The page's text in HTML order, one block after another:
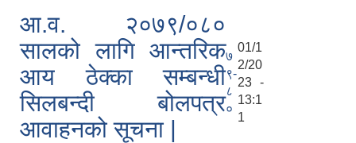
आ.व. २०७९/०८०
सालको लागि आन्तरिक
आय ठेक्का सम्बन्धी
सिलबन्दी बोलपत्र
आवाहनको सूचना |
७
९-
८
०
01/1
2/20
23 -
13:1
1